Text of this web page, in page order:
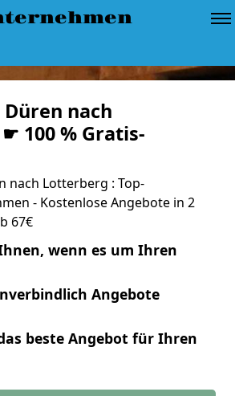
nach
100 % Gratis-
nach Lotterberg : Top-
- Kostenlose Angebote in 2
67€
wenn es um Ihren
Angebote
beste Angebot für Ihren